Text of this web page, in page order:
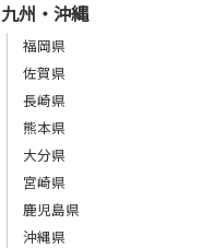
九州・沖縄
福岡県
佐賀県
長崎県
熊本県
大分県
宮崎県
鹿児島県
沖縄県